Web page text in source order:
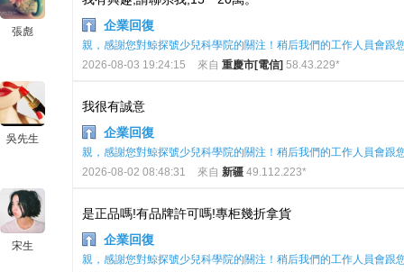
張彪
企業回復
親，感謝您對鯨探號少兒科學院的關注！稍后我們的工作人員會跟
2026-08-03 19:24:15
來自 重慶市[電信] 58.43.229*
吳先生
我很有誠意
企業回復
親，感謝您對鯨探號少兒科學院的關注！稍后我們的工作人員會跟
2026-08-02 08:48:31
來自 新疆 49.112.223*
宋生
是正品嗎!有品牌許可嗎!專柜幾折拿貨
企業回復
親，感謝您對鯨探號少兒科學院的關注！稍后我們的工作人員會跟